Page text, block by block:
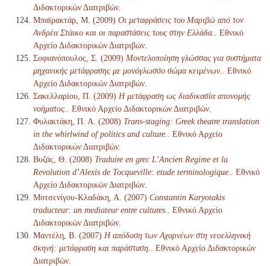
Διδακτορικών Διατριβών.
Μπαϊρακτάρ, Μ. (2009) Οι μεταφράσεις του Μαριβώ από τον
Ανδρέα Στάικο και οι παραστάσεις τους στην Ελλάδα.
. Εθνικό
Αρχείο Διδακτορικών Διατριβών.
Σοφιανόπουλος, Σ. (2009) Μοντελοποίηση γλώσσας για συστήματα
μηχανικής μετάφρασης με μονόγλωσσο σώμα κειμένων.
. Εθνικό
Αρχείο Διδακτορικών Διατριβών.
Σακελλαρίου, Π. (2009) Η μετάφραση ως διαδικασία απονομής
νοήματος.
. Εθνικό Αρχείο Διδακτορικών Διατριβών.
Φυλακτάκη, Π. Α. (2008) Trans-staging: Greek theatre translation
in the whirlwind of politics and culture.
. Εθνικό Αρχείο
Διδακτορικών Διατριβών.
Βυζάς, Θ. (2008) Traduire en grec L’Ancien Regime et la
Revolution d’Alexis de Tocqueville: etude terminologique.
. Εθνικό
Αρχείο Διδακτορικών Διατριβών.
Μοτσενίγου-Κλαδάκη, Α. (2007) Constantin Karyotakis
traducteur: un mediateur entre cultures.
. Εθνικό Αρχείο
Διδακτορικών Διατριβών.
Μαντέλη, Β. (2007) Η απόδοση των Αχαρνέων στη νεοελληνική
σκηνή: μετάφραση και παράσταση.
. Εθνικό Αρχείο Διδακτορικών
Διατριβών.